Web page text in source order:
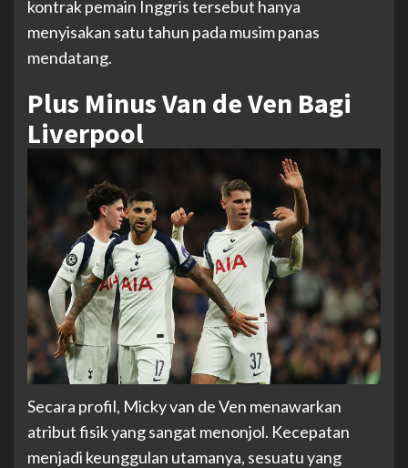
kontrak pemain Inggris tersebut hanya
menyisakan satu tahun pada musim panas
mendatang.
Plus Minus Van de Ven Bagi
Liverpool
Secara profil, Micky van de Ven menawarkan
atribut fisik yang sangat menonjol. Kecepatan
menjadi keunggulan utamanya, sesuatu yang